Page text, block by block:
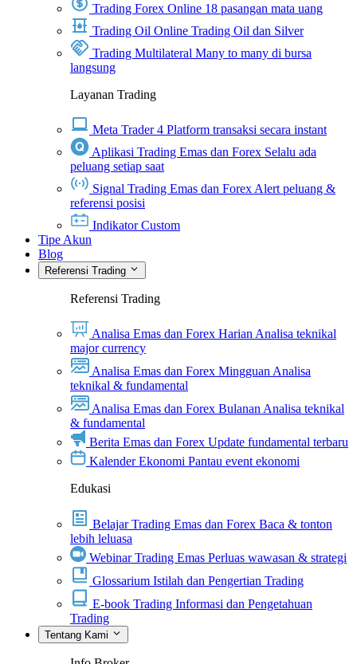
Trading Forex Online 18 pasangan mata uang
Trading Oil Online Trading Oil dan Silver
Trading Multilateral Many to many di bursa
langsung
Layanan Trading
Meta Trader 4 Platform transaksi secara instant
Aplikasi Trading Emas dan Forex Selalu ada
peluang setiap saat
Signal Trading Emas dan Forex Alert peluang &
referensi posisi
Indikator Custom
Tipe Akun
Blog
Referensi Trading
Referensi Trading
Analisa Emas dan Forex Harian Analisa teknikal
major currency
Analisa Emas dan Forex Mingguan Analisa
teknikal & fundamental
Analisa Emas dan Forex Bulanan Analisa teknikal
& fundamental
Berita Emas dan Forex Update fundamental terbaru
Kalender Ekonomi Pantau event ekonomi
Edukasi
Belajar Trading Emas dan Forex Baca & tonton
lebih leluasa
Webinar Trading Emas Perluas wawasan & strategi
Glossarium Istilah dan Pengertian Trading
E-book Trading Informasi dan Pengetahuan
Trading
Tentang Kami